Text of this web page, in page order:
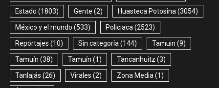
Estado (1803) Gente (2) Huasteca Potosina (3054)
México y el mundo (533) Policiaca (2523)
Reportajes (10) Sin categoría (144) Tamuin (9)
Tamuín (38) Tamuín (1) Tancanhuitz (3)
Tanlajás (26) Virales (2) Zona Media (1)